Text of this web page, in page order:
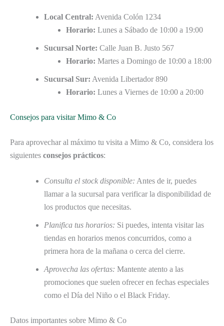
Local Central: Avenida Colón 1234
Horario: Lunes a Sábado de 10:00 a 19:00
Sucursal Norte: Calle Juan B. Justo 567
Horario: Martes a Domingo de 10:00 a 18:00
Sucursal Sur: Avenida Libertador 890
Horario: Lunes a Viernes de 10:00 a 20:00
Consejos para visitar Mimo & Co
Para aprovechar al máximo tu visita a Mimo & Co, considera los
siguientes consejos prácticos:
Consulta el stock disponible: Antes de ir, puedes
llamar a la sucursal para verificar la disponibilidad de
los productos que necesitas.
Planifica tus horarios: Si puedes, intenta visitar las
tiendas en horarios menos concurridos, como a
primera hora de la mañana o cerca del cierre.
Aprovecha las ofertas: Mantente atento a las
promociones que suelen ofrecer en fechas especiales
como el Día del Niño o el Black Friday.
Datos importantes sobre Mimo & Co